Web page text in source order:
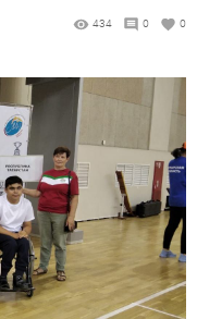
434 0 0